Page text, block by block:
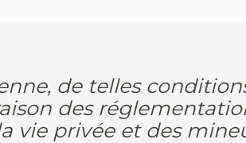
de telles
des
vie privée et des